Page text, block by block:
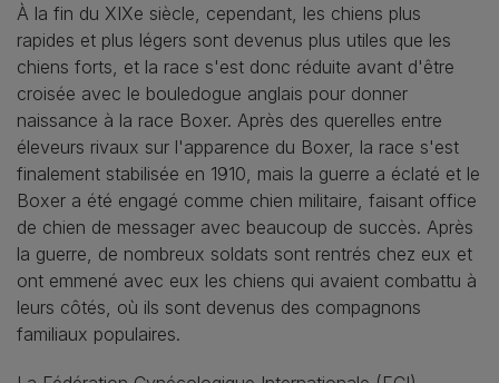
À la fin du XIXe siècle, cependant, les chiens plus
rapides et plus légers sont devenus plus utiles que les
chiens forts, et la race s'est donc réduite avant d'être
croisée avec le bouledogue anglais pour donner
naissance à la race Boxer. Après des querelles entre
éleveurs rivaux sur l'apparence du Boxer, la race s'est
finalement stabilisée en 1910, mais la guerre a éclaté et le
Boxer a été engagé comme chien militaire, faisant office
de chien de messager avec beaucoup de succès. Après
la guerre, de nombreux soldats sont rentrés chez eux et
ont emmené avec eux les chiens qui avaient combattu à
leurs côtés, où ils sont devenus des compagnons
familiaux populaires.